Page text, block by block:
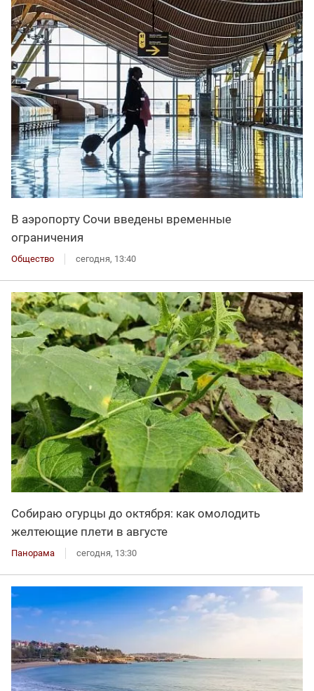
В аэропорту Сочи введены временные
ограничения
Общество сегодня, 13:40
Собираю огурцы до октября: как омолодить
желтеющие плети в августе
Панорама сегодня, 13:30